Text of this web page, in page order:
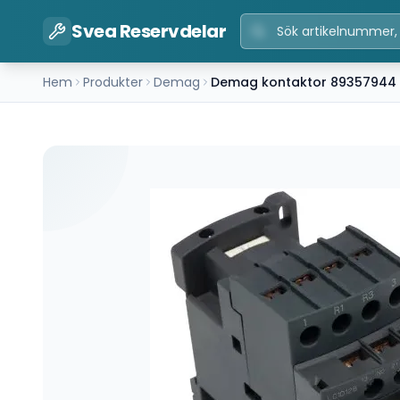
Svea Reservdelar
Hem Produkter Demag Demag kontaktor 89357944